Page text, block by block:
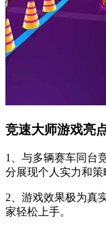
竞速大师游戏亮
1、与多辆赛车同台
分展现个人实力和策
2、游戏效果极为真
家轻松上手。